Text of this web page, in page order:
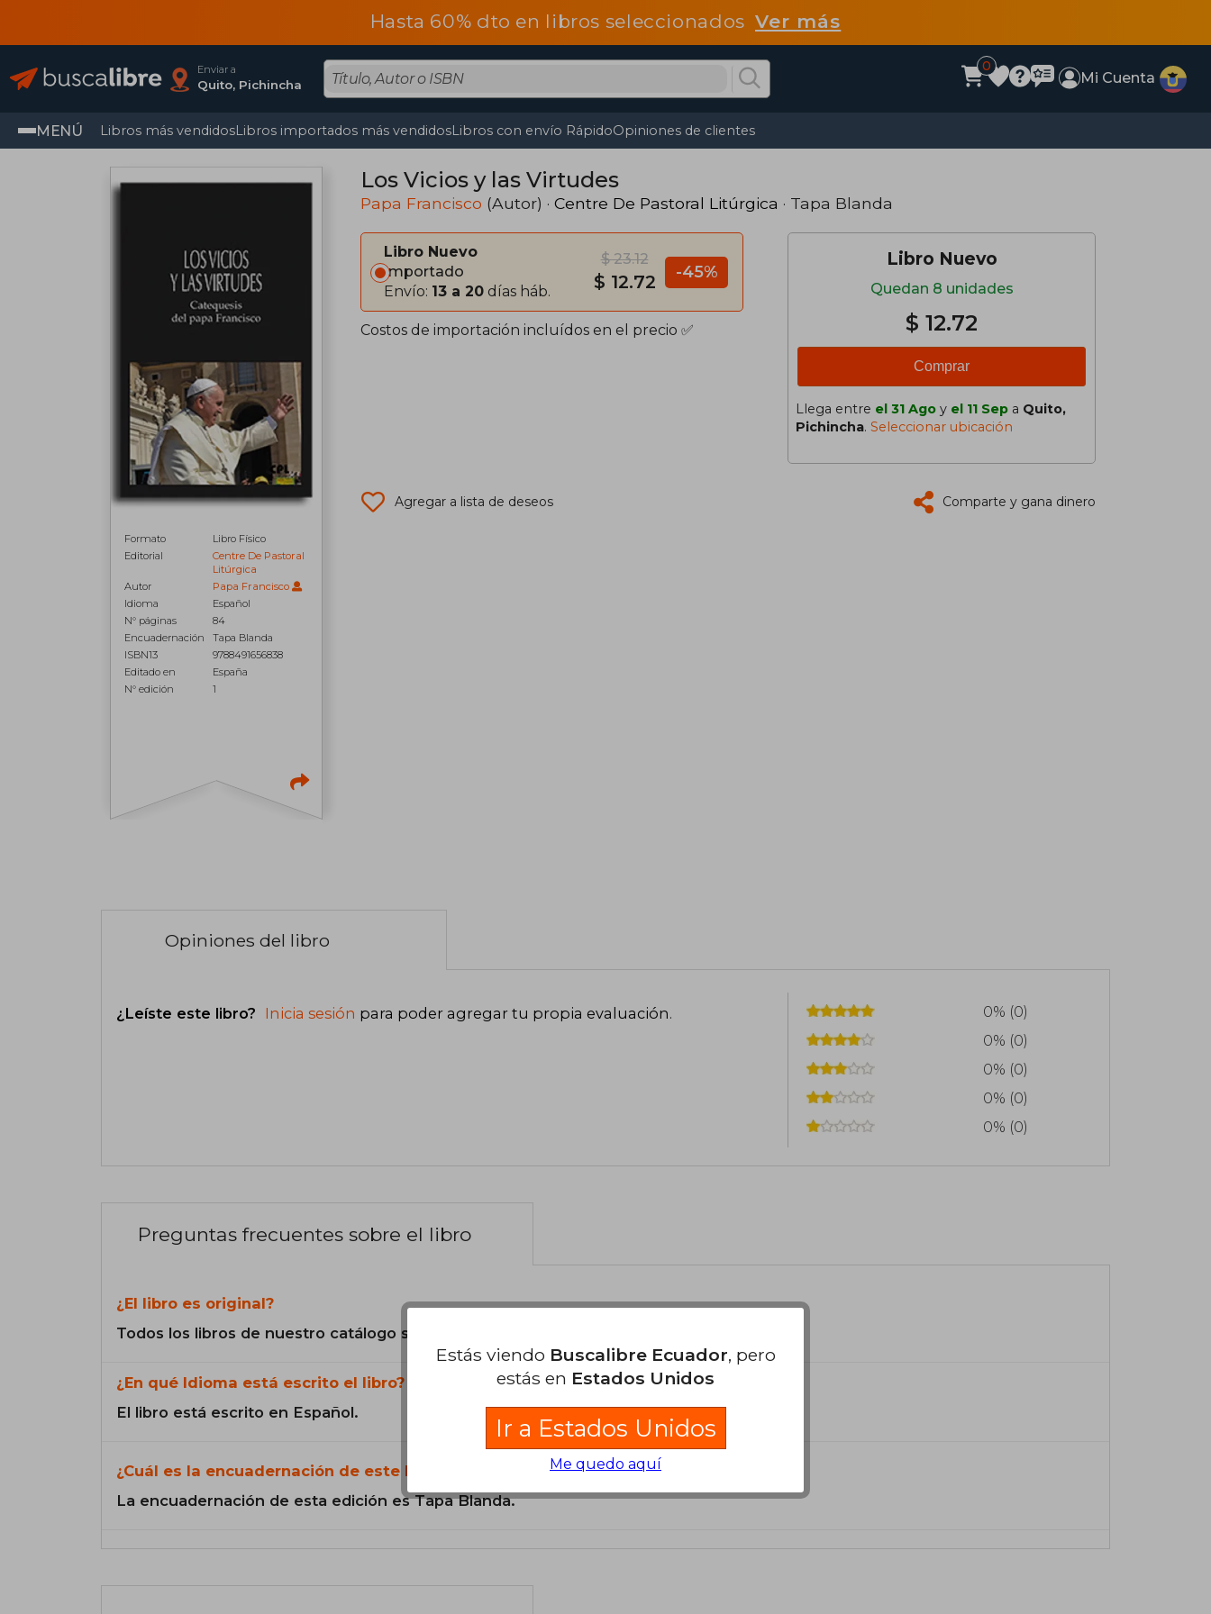
Hasta 60% dto en libros seleccionadosVer más
Enviar a
Quito, Pichincha
0
Mi Cuenta
MENÚ Libros más vendidosLibros importados más vendidosLibros con envío RápidoOpiniones de clientes
Formato
Libro Físico
Editorial
Centre De Pastoral
Litúrgica
Autor
Papa Francisco
Idioma
Español
N° páginas
84
Encuadernación
Tapa Blanda
ISBN13
9788491656838
Editado en
España
N° edición
1
Los Vicios y las Virtudes
Papa Francisco (Autor) · Centre De Pastoral Litúrgica · Tapa Blanda
Libro Nuevo
Importado
Envío: 13 a 20 días háb.
$ 23.12
$ 12.72 -45%
Costos de importación incluídos en el precio ✅
Libro Nuevo
Quedan 8 unidades
$ 12.72
Comprar
Llega entre el 31 Ago y el 11 Sep a Quito,
Pichincha. Seleccionar ubicación
Agregar a lista de deseos Comparte y gana dinero
Opiniones del libro
¿Leíste este libro? Inicia sesión para poder agregar tu propia evaluación.
0% (0)
0% (0)
0% (0)
0% (0)
0% (0)
Preguntas frecuentes sobre el libro
¿El libro es original?
Todos los libros de nuestro catálogo son Originales.
¿En qué Idioma está escrito el libro?
El libro está escrito en Español.
¿Cuál es la encuadernación de este libro?
La encuadernación de esta edición es Tapa Blanda.
Estás viendo Buscalibre Ecuador, pero
estás en Estados Unidos
Ir a Estados Unidos
Me quedo aquí